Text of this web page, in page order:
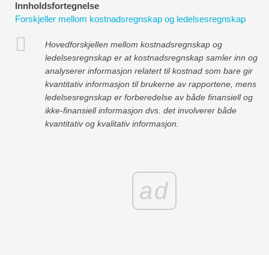
Økonomiske modelleringsveiledninger
Fullstendig format
Risikostyringsveiledninger
Innholdsfortegnelse
Forskjeller mellom kostnadsregnskap og ledelsesregnskap
Hovedforskjellen mellom kostnadsregnskap og
ledelsesregnskap er at kostnadsregnskap samler inn og
analyserer informasjon relatert til kostnad som bare gir
kvantitativ informasjon til brukerne av rapportene, mens
ledelsesregnskap er forberedelse av både finansiell og
ikke-finansiell informasjon dvs. det involverer både
kvantitativ og kvalitativ informasjon.
ad